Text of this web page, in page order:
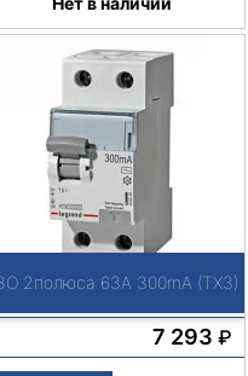
2полюса 63А 300mA (TX3)
7 293 ₽